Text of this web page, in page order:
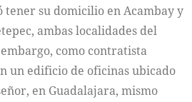
tener su domicilio en Acambay y
ambas localidades del
como contratista
un edificio de oficinas ubicado
en Guadalajara, mismo